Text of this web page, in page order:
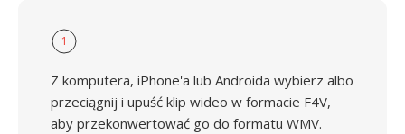
1
Z komputera, iPhone'a lub Androida wybierz albo
przeciągnij i upuść klip wideo w formacie F4V,
aby przekonwertować go do formatu WMV.